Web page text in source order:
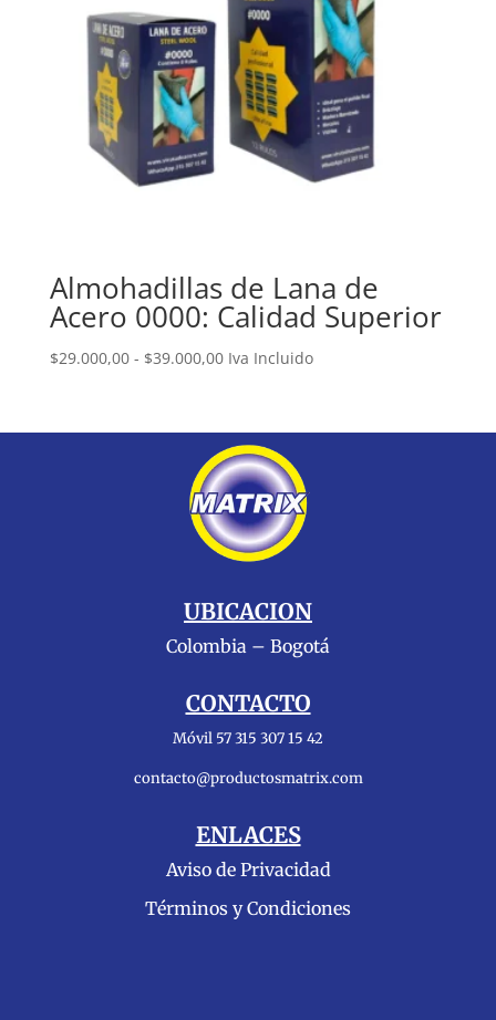
Almohadillas de Lana de
Acero 0000: Calidad Superior
$29.000,00 - $39.000,00Rango
desde
$29.000,00
hasta
$39.000,00
Iva Incluido
UBICACION
Colombia – Bogotá
CONTACTO
Móvil 57 315 307 15 42
contacto@productosmatrix.com
ENLACES
Aviso de Privacidad
Términos y Condiciones